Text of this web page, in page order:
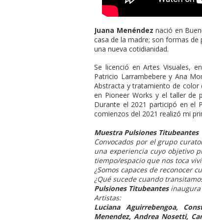
Juana Menéndez nació en
casa de la madre; son formas
una nueva cotidianidad.
Se licenció en Artes Visuales,
Patricio Larrambebere y Ana
Abstracta y tratamiento de color
en Pioneer Works y el taller de
Durante el 2021 participó en el
comienzos del 2021 realizó mi
Muestra Pulsiones Titubeantes
Convocados por el grupo
una experiencia cuyo objetivo
tiempo/espacio que nos toca
¿Somos capaces de reconocer
¿Qué sucede cuando
Pulsiones Titubeantes inaugura
Artistas:
Luciana Aguirrebengoa,
Menendez, Andrea Nosetti,